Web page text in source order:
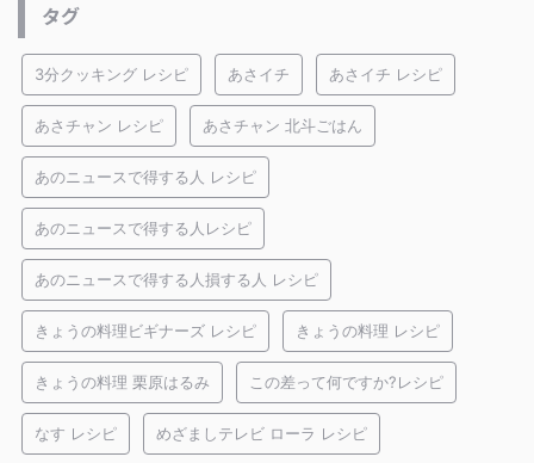
タグ
3分クッキング レシピ あさイチ あさイチ レシピ
あさチャン レシピ あさチャン 北斗ごはん
あのニュースで得する人 レシピ
あのニュースで得する人レシピ
あのニュースで得する人損する人 レシピ
きょうの料理ビギナーズ レシピ きょうの料理 レシピ
きょうの料理 栗原はるみ この差って何ですか?レシピ
なす レシピ めざましテレビ ローラ レシピ